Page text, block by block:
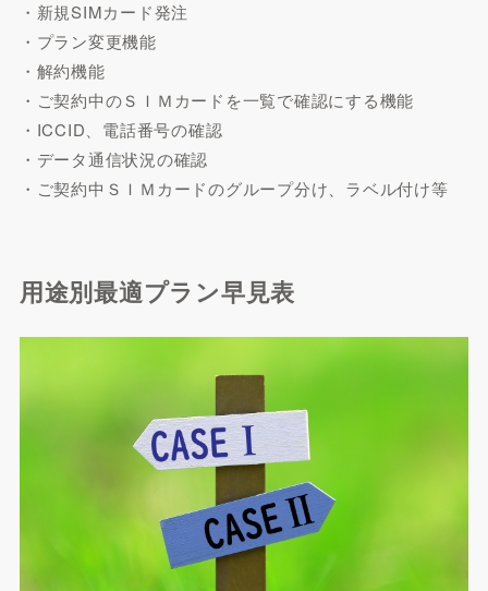
・新規SIMカード発注
・プラン変更機能
・解約機能
・ご契約中のＳＩＭカードを一覧で確認にする機能
・ICCID、電話番号の確認
・データ通信状況の確認
・ご契約中ＳＩＭカードのグループ分け、ラベル付け等
用途別最適プラン早見表